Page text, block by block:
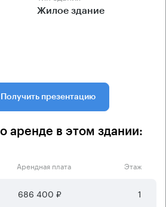
Жилое здание
Получить презентацию
аренде в этом здании:
Арендная плата Этаж
686 400 ₽ 1